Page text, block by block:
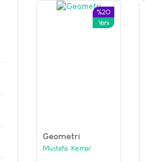
%20
Yeni
Geometri
Mustafa Kemal